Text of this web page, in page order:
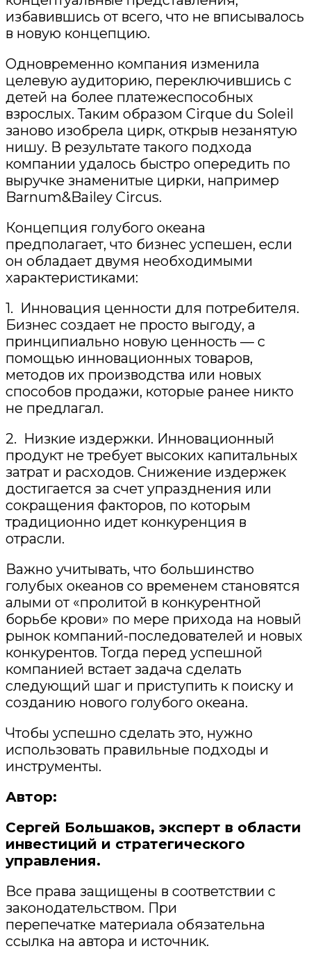
избавившись от всего, что не вписывалось
в новую концепцию.
Одновременно компания изменила
целевую аудиторию, переключившись с
детей на более платежеспособных
взрослых. Таким образом Cirque du Soleil
заново изобрела цирк, открыв незанятую
нишу. В результате такого подхода
компании удалось быстро опередить по
выручке знаменитые цирки, например
Barnum&Bailey Circus.
Концепция голубого океана
предполагает, что бизнес успешен, если
он обладает двумя необходимыми
характеристиками:
1. Инновация ценности для потребителя.
Бизнес создает не просто выгоду, а
принципиально новую ценность — с
помощью инновационных товаров,
методов их производства или новых
способов продажи, которые ранее никто
не предлагал.
2. Низкие издержки. Инновационный
продукт не требует высоких капитальных
затрат и расходов. Снижение издержек
достигается за счет упразднения или
сокращения факторов, по которым
традиционно идет конкуренция в
отрасли.
Важно учитывать, что большинство
голубых океанов со временем становятся
алыми от «пролитой в конкурентной
борьбе крови» по мере прихода на новый
рынок компаний-последователей и новых
конкурентов. Тогда перед успешной
компанией встает задача сделать
следующий шаг и приступить к поиску и
созданию нового голубого океана.
Чтобы успешно сделать это, нужно
использовать правильные подходы и
инструменты.
Автор:
Сергей Большаков, эксперт в области
инвестиций и стратегического
управления.
Все права защищены в соответствии с
законодательством. При
перепечатке материала обязательна
ссылка на автора и источник.